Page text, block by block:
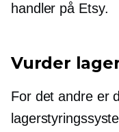
handler på Etsy.
Vurder
For det andre er